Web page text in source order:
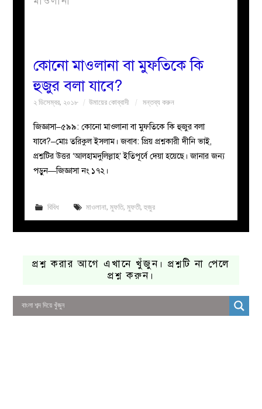
নারীদের
পাতা
মজলিস
প্রশ্ন
করুন
কোনো মাওলানা বা মুফতিকে কি
হুজুর বলা যাবে?
২ ডিসেম্বর, ২০১৮ উমায়ের কোব্বাদী মন্তব্য করুন
জিজ্ঞাসা–৫৯৯: কোনো মাওলানা বা মুফতিকে কি হুজুর বলা
যাবে?–মোঃ তরিকুল ইসলাম। জবাব: প্রিয় প্রশ্নকারী দীনি ভাই,
প্রশ্নটির উত্তর ‘আলহামদুলিল্লাহ’ ইতিপূর্বে দেয়া হয়েছে। জানার জন্য
পড়ুন—জিজ্ঞাসা নং ১৭২।
বিবিধ মাওলানা, মুফতি, মুফতী, হুজুর
প্রশ্ন করার আগে এখানে খুঁজুন। প্রশ্নটি না পেলে
প্রশ্ন করুন।